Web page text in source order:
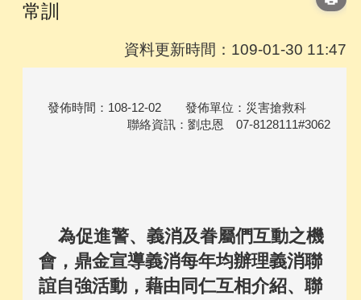
常訓
資料更新時間：109-01-30 11:47
發佈時間：108-12-02 發佈單位：災害搶救科
聯絡資訊：劉忠恩 07-8128111#3062
為促進警、義消及眷屬們互動之機
會，鼎金宣導義消每年均辦理義消聯
誼自強活動，藉由同仁互相介紹、聯